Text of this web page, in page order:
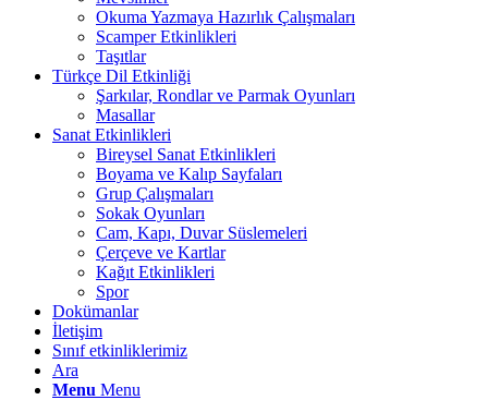
Okuma Yazmaya Hazırlık Çalışmaları
Scamper Etkinlikleri
Taşıtlar
Türkçe Dil Etkinliği
Şarkılar, Rondlar ve Parmak Oyunları
Masallar
Sanat Etkinlikleri
Bireysel Sanat Etkinlikleri
Boyama ve Kalıp Sayfaları
Grup Çalışmaları
Sokak Oyunları
Cam, Kapı, Duvar Süslemeleri
Çerçeve ve Kartlar
Kağıt Etkinlikleri
Spor
Dokümanlar
İletişim
Sınıf etkinliklerimiz
Ara
Menu Menu